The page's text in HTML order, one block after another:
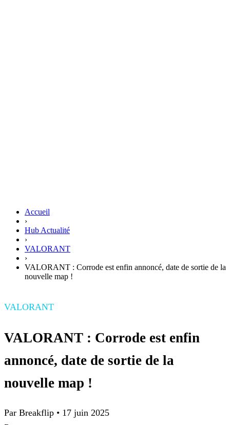
Accueil
›
Hub Actualité
›
VALORANT
›
VALORANT : Corrode est enfin annoncé, date de sortie de la
nouvelle map !
VALORANT
VALORANT : Corrode est enfin
annoncé, date de sortie de la
nouvelle map !
Par Breakflip • 17 juin 2025